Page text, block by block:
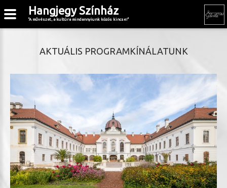
AKTUÁLIS PROGRAMKÍNÁLATUNK
Hangjegy Színház
"A művészet, a kultúra mindannyiunk közös kincse!"